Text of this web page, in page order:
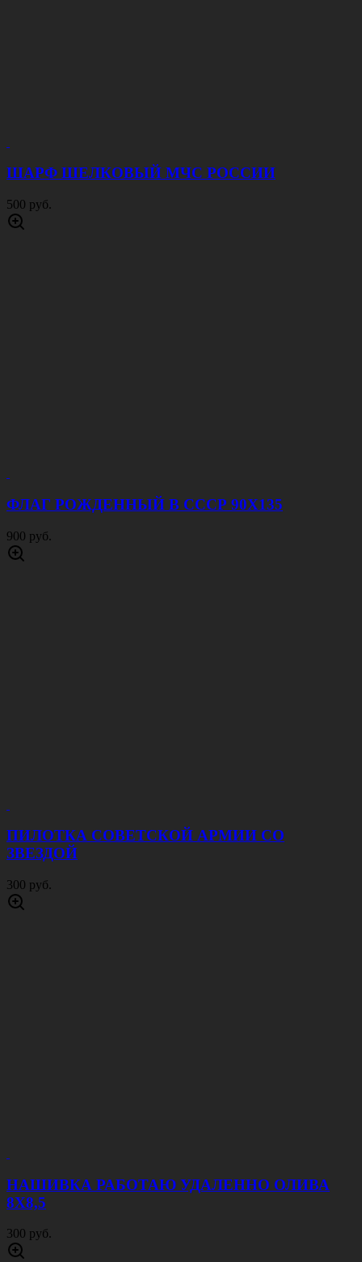
ШАРФ ШЕЛКОВЫЙ МЧС РОССИИ
500 руб.
ФЛАГ РОЖДЕННЫЙ В СССР 90Х135
900 руб.
ПИЛОТКА СОВЕТСКОЙ АРМИИ CО
ЗВЕЗДОЙ
300 руб.
НАШИВКА РАБОТАЮ УДАЛЕННО ОЛИВА
8Х8,5
300 руб.